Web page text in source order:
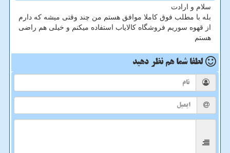
سلام و ارادت
بله با مطلب فوق کاملا موافق هستم من چند وقتی میشه که دارم
از قهوه سوریم فروشگاه کالایاب استفاده میکنم و خیلی هم راضی
هستم
لطفا شما هم نظر دهید